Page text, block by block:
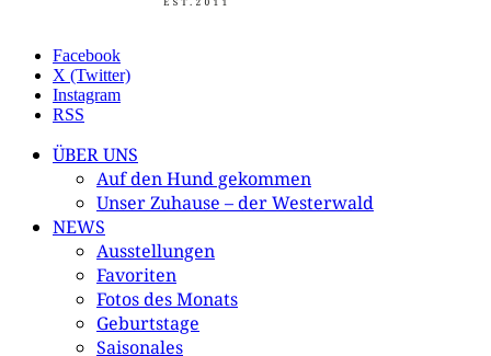
Facebook
X (Twitter)
Instagram
RSS
ÜBER UNS
Auf den Hund gekommen
Unser Zuhause – der Westerwald
NEWS
Ausstellungen
Favoriten
Fotos des Monats
Geburtstage
Saisonales